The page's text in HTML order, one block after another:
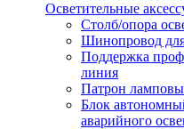
Осветительные
Столб/опора
Шинопровод
Поддержка
линия
Патрон
Блок
аварийного